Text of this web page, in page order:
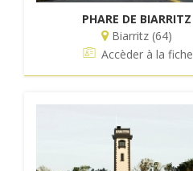
PHARE DE BIARRITZ
Biarritz (64)
Accèder à la fiche